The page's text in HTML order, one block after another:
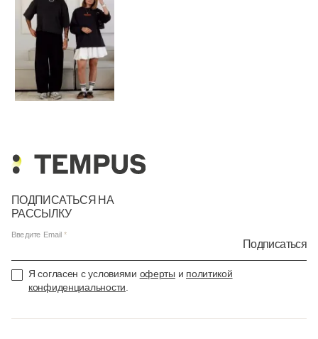
ПОДПИСАТЬСЯ НА
РАССЫЛКУ
Введите Email
Подписаться
Я согласен с условиями оферты и политикой
конфиденциальности